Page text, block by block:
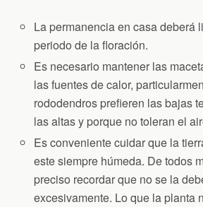
La permanencia en casa deberá
periodo de la floración.
Es necesario mantener las
las fuentes de calor,
rododendros prefieren las bajas
las altas y porque no toleran el
Es conveniente cuidar que la
este siempre húmeda. De todos
preciso recordar que no se la
excesivamente. Lo que la planta